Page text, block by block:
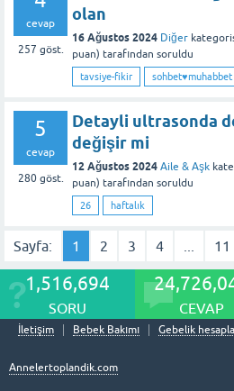
cevap
257 göst.
olan
16 Ağustos 2024 Diğer
puan) tarafından soruldu
tavsiye-fikir sohbet♥️muhabbet
5
cevap
280göst.
Detayli ultrasonda
değişir mi
12 Ağustos 2024 Aile & Aşk
puan) tarafından soruldu
26 haftalık
Sayfa: 1 2 3 4 11
1,516,694
SORU CEVAP
İletişim Bebek Bakımı Gebelik
Annelertoplandik.com